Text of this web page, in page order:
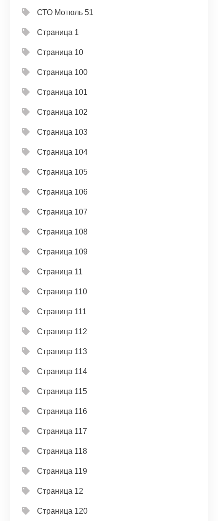
СТО Мотюль 51
Страница 1
Страница 10
Страница 100
Страница 101
Страница 102
Страница 103
Страница 104
Страница 105
Страница 106
Страница 107
Страница 108
Страница 109
Страница 11
Страница 110
Страница 111
Страница 112
Страница 113
Страница 114
Страница 115
Страница 116
Страница 117
Страница 118
Страница 119
Страница 12
Страница 120